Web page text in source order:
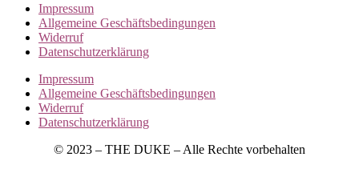
Impressum
Allgemeine Geschäftsbedingungen
Widerruf
Datenschutzerklärung
Impressum
Allgemeine Geschäftsbedingungen
Widerruf
Datenschutzerklärung
© 2023 – THE DUKE – Alle Rechte vorbehalten